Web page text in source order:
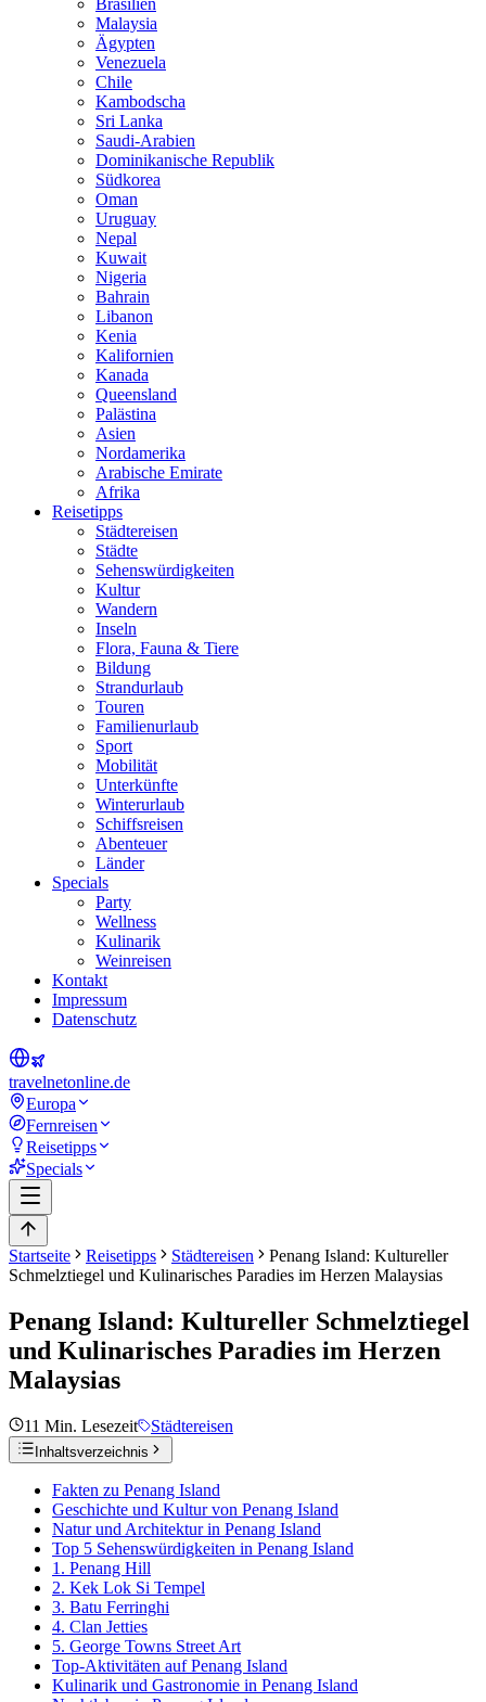
Brasilien
Malaysia
Ägypten
Venezuela
Chile
Kambodscha
Sri Lanka
Saudi-Arabien
Dominikanische Republik
Südkorea
Oman
Uruguay
Nepal
Kuwait
Nigeria
Bahrain
Libanon
Kenia
Kalifornien
Kanada
Queensland
Palästina
Asien
Nordamerika
Arabische Emirate
Afrika
Reisetipps
Städtereisen
Städte
Sehenswürdigkeiten
Kultur
Wandern
Inseln
Flora, Fauna & Tiere
Bildung
Strandurlaub
Touren
Familienurlaub
Sport
Mobilität
Unterkünfte
Winterurlaub
Schiffsreisen
Abenteuer
Länder
Specials
Party
Wellness
Kulinarik
Weinreisen
Kontakt
Impressum
Datenschutz
travelnetonline.de
Europa
Fernreisen
Reisetipps
Specials
Startseite Reisetipps Städtereisen
Penang Island: Kultureller
Schmelztiegel und Kulinarisches Paradies im Herzen Malaysias
Penang Island: Kultureller Schmelztiegel
und Kulinarisches Paradies im Herzen
Malaysias
11 Min. Lesezeit Städtereisen
Inhaltsverzeichnis
Fakten zu Penang Island
Geschichte und Kultur von Penang Island
Natur und Architektur in Penang Island
Top 5 Sehenswürdigkeiten in Penang Island
1. Penang Hill
2. Kek Lok Si Tempel
3. Batu Ferringhi
4. Clan Jetties
5. George Towns Street Art
Top-Aktivitäten auf Penang Island
Kulinarik und Gastronomie in Penang Island